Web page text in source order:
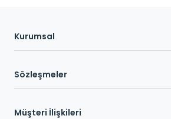
Kurumsal
Sözleşmeler
Müşteri İlişkileri